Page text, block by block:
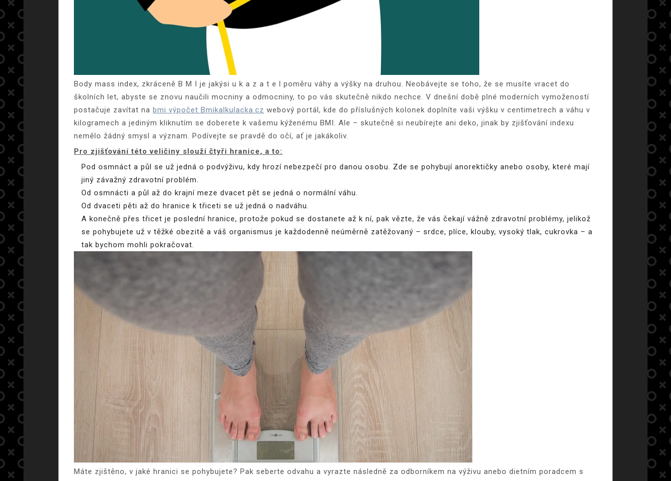
Body mass index, zkráceně B M I je jakýsi u k a z a t e l poměru váhy a výšky na druhou. Neobávejte se toho, že se musíte vracet do
školních let, abyste se znovu naučili mocniny a odmocniny, to po vás skutečně nikdo nechce. V dnešní době plné moderních vymožeností
postačuje zavítat na bmi výpočet Bmikalkulacka.cz webový portál, kde do příslušných kolonek doplníte vaši výšku v centimetrech a váhu v
kilogramech a jediným kliknutím se doberete k vašemu kýženému BMI. Ale – skutečně si neubírejte ani deko, jinak by zjišťování indexu
nemělo žádný smysl a význam. Podívejte se pravdě do očí, ať je jakákoliv.
Pro zjišťování této veličiny slouží čtyři hranice, a to:
Pod osmnáct a půl se už jedná o podvýživu, kdy hrozí nebezpečí pro danou osobu. Zde se pohybují anorektičky anebo osoby, které mají
jiný závažný zdravotní problém.
Od osmnácti a půl až do krajní meze dvacet pět se jedná o normální váhu.
Od dvaceti pěti až do hranice k třiceti se už jedná o nadváhu.
A konečně přes třicet je poslední hranice, protože pokud se dostanete až k ní, pak vězte, že vás čekají vážně zdravotní problémy, jelikož
se pohybujete už v těžké obezitě a váš organismus je každodenně neúměrně zatěžovaný – srdce, plíce, klouby, vysoký tlak, cukrovka – a
tak bychom mohli pokračovat.
Máte zjištěno, v jaké hranici se pohybujete? Pak seberte odvahu a vyrazte následně za odborníkem na výživu anebo dietním poradcem s